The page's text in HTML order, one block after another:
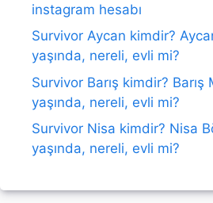
instagram hesabı
Survivor Aycan kimdir?
yaşında, nereli, evli mi?
Survivor Barış kimdir? Barış
yaşında, nereli, evli mi?
Survivor Nisa kimdir? Nisa
yaşında, nereli, evli mi?